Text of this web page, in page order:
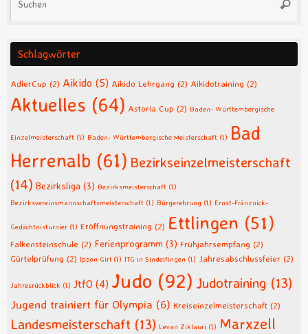
Schlagwörter
AdlerCup (2) Aikido (5) Aikido Lehrgang (2) Aikidotraining (2)
Aktuelles (64) Astoria Cup (2) Baden- Württembergische
Einzelmeisterschaft (1) Baden- Württembergische Meisterschaft (1) Bad
Herrenalb (61) Bezirkseinzelmeisterschaft
(14) Bezirksliga (3) Bezirksmeisterschaft (1)
Bezirksvereinsmannschaftsmeisterschaft (1) Bürgerehrung (1) Ernst-Fränznick-
Gedächtnisturnier (1) Eröffnungstraining (2) Ettlingen (51)
Falkensteinschule (2) Ferienprogramm (3) Frühjahrsempfang (2)
Gürtelprüfung (2) Ippon Girl (1) ITG in Sindelfingen (1) Jahresabschlussfeier (2)
Jahresrückblick (1) JtfO (4) Judo (92) Judotraining (13)
Jugend trainiert für Olympia (6) Kreiseinzelmeisterschaft (2)
Landesmeisterschaft (13) Levan Ziklauri (1) Marxzell